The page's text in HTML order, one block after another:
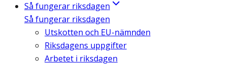
Så fungerar riksdagen
Så fungerar riksdagen
Utskotten och EU-nämnden
Riksdagens uppgifter
Arbetet i riksdagen